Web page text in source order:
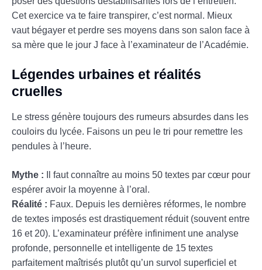
Cet exercice va te faire transpirer, c’est normal. Mieux
vaut bégayer et perdre ses moyens dans son salon face à
sa mère que le jour J face à l’examinateur de l’Académie.
Légendes urbaines et réalités
cruelles
Le stress génère toujours des rumeurs absurdes dans les
couloirs du lycée. Faisons un peu le tri pour remettre les
pendules à l’heure.
Mythe : Il faut connaître au moins 50 textes par cœur pour
espérer avoir la moyenne à l’oral.
Réalité : Faux. Depuis les dernières réformes, le nombre
de textes imposés est drastiquement réduit (souvent entre
16 et 20). L’examinateur préfère infiniment une analyse
profonde, personnelle et intelligente de 15 textes
parfaitement maîtrisés plutôt qu’un survol superficiel et